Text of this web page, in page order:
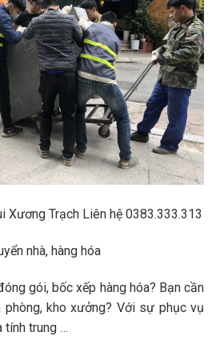
Xương Trạch Liên hệ 0383.333.313
nhà, hàng hóa
gói, bốc xếp hàng hóa? Bạn cần
phòng, kho xưởng? Với sự phục vụ
tính trung …